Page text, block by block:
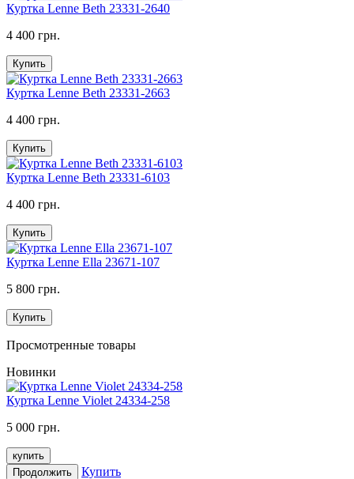
Куртка Lenne Beth 23331-2640
4 400 грн.
Купить
Куртка Lenne Beth 23331-2663
4 400 грн.
Купить
Куртка Lenne Beth 23331-6103
4 400 грн.
Купить
Куртка Lenne Ella 23671-107
5 800 грн.
Купить
Просмотренные товары
Новинки
Куртка Lenne Violet 24334-258
5 000 грн.
купить
Продолжить
Купить